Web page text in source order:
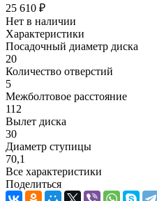
25 610 ₽
Нет в наличии
Характеристики
Посадочный диаметр диска
20
Количество отверстий
5
Межболтовое расстояние
112
Вылет диска
30
Диаметр ступицы
70,1
Все характеристики
Поделиться